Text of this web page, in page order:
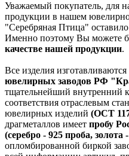
Уважаемый покупатель, для
продукции в нашем
"Серебряная Птица"
Именно поэтому Вы можете
качестве нашей продукции.
Все изделия
ювелирных заводов РФ
тщательнейший внутренний
соответствия отраслевым
ювелирных изделий (ОСТ
драгметаллов имеет пробу
(серебро - 925 проба, золота
опломбированной биркой